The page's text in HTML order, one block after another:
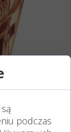
podczas